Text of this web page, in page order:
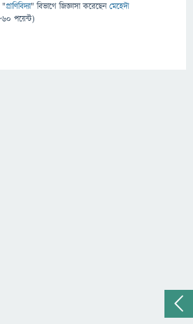
"প্রাণিবিদ্যা" বিভাগে জিজ্ঞাসাকরেছেনমেহেদী
পয়েন্ট)